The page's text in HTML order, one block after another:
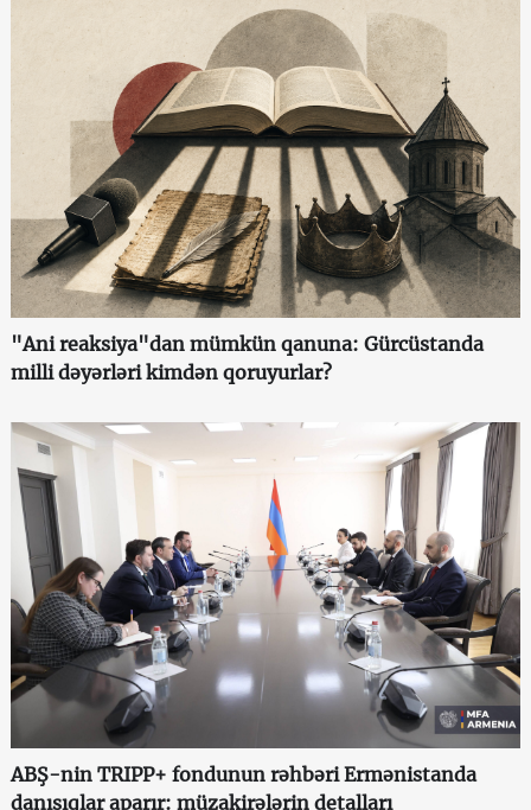
"Ani reaksiya"dan mümkün qanuna: Gürcüstanda
milli dəyərləri kimdən qoruyurlar?
ABŞ-nin TRIPP+ fondunun rəhbəri Ermənistanda
danışıqlar aparır: müzakirələrin detalları